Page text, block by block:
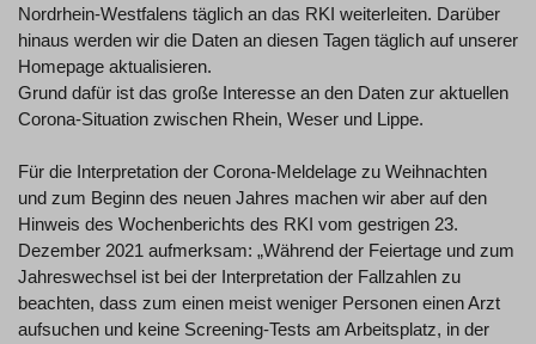
Nordrhein-Westfalens täglich an das RKI weiterleiten. Darüber
hinaus werden wir die Daten an diesen Tagen täglich auf unserer
Homepage aktualisieren.
Grund dafür ist das große Interesse an den Daten zur aktuellen
Corona-Situation zwischen Rhein, Weser und Lippe.
Für die Interpretation der Corona-Meldelage zu Weihnachten
und zum Beginn des neuen Jahres machen wir aber auf den
Hinweis des Wochenberichts des RKI vom gestrigen 23.
Dezember 2021 aufmerksam: „Während der Feiertage und zum
Jahreswechsel ist bei der Interpretation der Fallzahlen zu
beachten, dass zum einen meist weniger Personen einen Arzt
aufsuchen und keine Screening-Tests am Arbeitsplatz, in der